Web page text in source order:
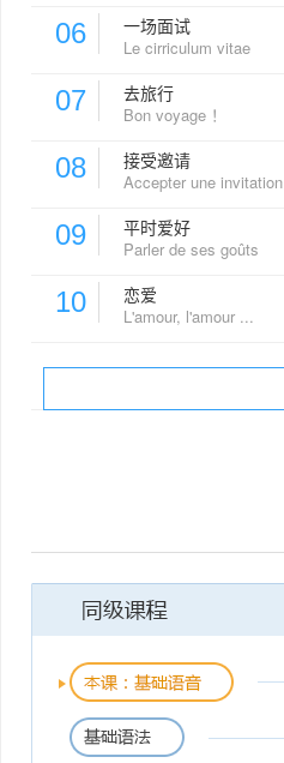
06 一场面试
Le cirriculum vitae
07 去旅行
Bon voyage ！
08 接受邀请
Accepter une invitation
09 平时爱好
Parler de ses goûts
10 恋爱
L'amour, l'amour ...